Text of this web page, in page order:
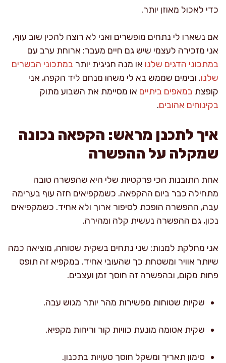
כדי לאכול מאוזן יותר.
אם נשארו לי נתחים מופשרים ואני לא רוצה להכין שוב עוף,
אני מזכירה לעצמי שיש גם חיים מעבר: ארוחת ערב עם
במתכוני הדגים שלנו או מנה חגיגית יותר במתכוני הבשרים
שלנו. ובימים שממש בא לי משהו מנחם ליד הקפה, אני
קופצת במאפים ביתיים או מסיימת את השבוע מתוק
בקינוחים אהובים.
איך לתכנן מראש: הקפאה נכונה
שמקלה על ההפשרה
אחת התובנות הכי פרקטיות שלי היא שהפשרה טובה
מתחילה כבר ביום ההקפאה. כשמקפיאים חזה עוף בערימה
עבה, ההפשרה הופכת לסיפור ארוך ולא אחיד. כשמקפיאים
נכון, גם ההפשרה נעשית קלה ומהירה.
אני מחלקת למנות: שני נתחים בשקית שטוחה, מוציאה כמה
שיותר אוויר ומשטחת כך שהעובי אחיד. במקפיא זה תופס
פחות מקום, ובהפשרה זה חוסך זמן ועצבים.
שקיות שטוחות מפשירות מהר יותר מגוש עבה.
שקית אטומה מונעת כוויות קור וריחות מקפיא.
סימון תאריך ומשקל חוסך טעויות בתכנון.